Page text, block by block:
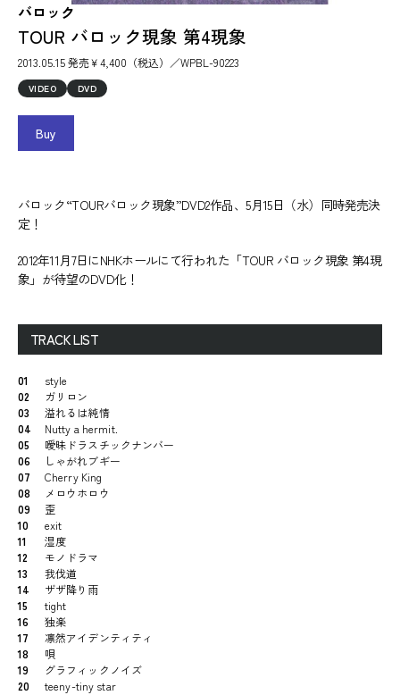
バロック
TOUR バロック現象 第4現象
2013.05.15 発売￥4,400（税込）／WPBL-90223
VIDEO DVD
Buy
バロック“TOURバロック現象”DVD2作品、5月15日（水）同時発売決
定！
2012年11月7日にNHKホールにて行われた「TOUR バロック現象 第4現
象」が待望のDVD化！
TRACK LIST
01
style
02
ガリロン
03
溢れるは純情
04
Nutty a hermit.
05
曖昧ドラスチックナンバー
06
しゃがれブギー
07
Cherry King
08
メロウホロウ
09
歪
10
exit
11
湿度
12
モノドラマ
13
我伐道
14
ザザ降り雨
15
tight
16
独楽
17
凛然アイデンティティ
18
唄
19
グラフィックノイズ
20
teeny-tiny star